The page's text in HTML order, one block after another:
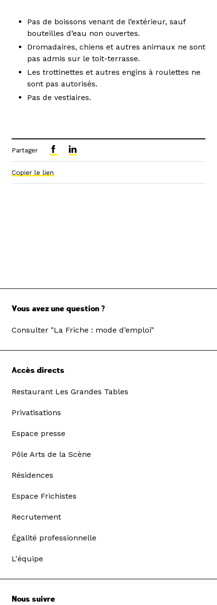
Pas de boissons venant de l’extérieur, sauf
bouteilles d’eau non ouvertes.
Dromadaires, chiens et autres animaux ne sont
pas admis sur le toit-terrasse.
Les trottinettes et autres engins à roulettes ne
sont pas autorisés.
Pas de vestiaires.
Partager
Copier le lien
Vous avez une question ?
Consulter "La Friche : mode d’emploi"
Accès directs
Restaurant Les Grandes Tables
Privatisations
Espace presse
Pôle Arts de la Scène
Résidences
Espace Frichistes
Recrutement
Égalité professionnelle
L'équipe
Nous suivre